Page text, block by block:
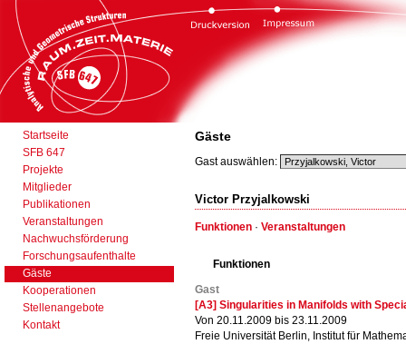
Startseite
SFB 647
Projekte
Mitglieder
Publikationen
Veranstaltungen
Nachwuchsförderung
Forschungsaufenthalte
Gäste
Kooperationen
Stellenangebote
Kontakt
Gäste
Gast auswählen:
Victor Przyjalkowski
Funktionen · Veranstaltungen
Funktionen
Gast
[A3] Singularities in Manifolds with
Von 20.11.2009 bis 23.11.2009
Freie Universität Berlin, Institut für